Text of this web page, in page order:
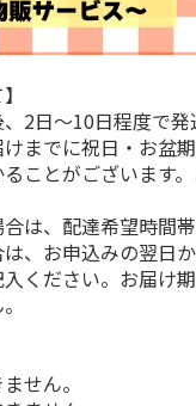
イ…
2日～10日程度で発
までに祝日・お盆
ことがございます
は、配達希望時間帯
、お申込みの翌日
ください。お届け
せん。